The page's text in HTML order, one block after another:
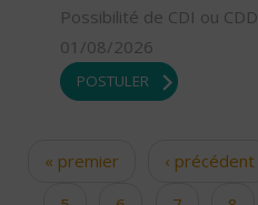
Possibilité de CDI ou CDD
01/08/2026
POSTULER
Pages« premier ‹ précédent